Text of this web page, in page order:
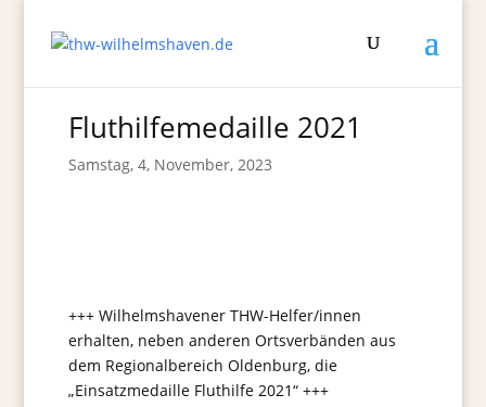
Fluthilfemedaille 2021
Samstag, 4, November, 2023
+++ Wilhelmshavener THW-Helfer/innen
erhalten, neben anderen Ortsverbänden aus
dem Regionalbereich Oldenburg, die
„Einsatzmedaille Fluthilfe 2021“ +++